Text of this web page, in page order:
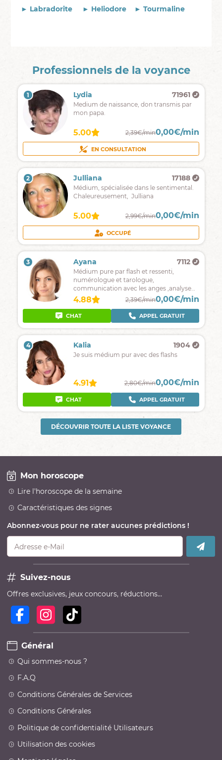
► Labradorite
► Heliodore ► Tourmaline
Professionnels de la voyance
1 Lydia 71961
Medium de naissance, don transmis par
mon papa.
5.00 2,39€/min0,00€/min
EN CONSULTATION
2 Julliana 17188
Médium, spécialisée dans le sentimental.
Chaleureusement, Julliana
5.00 2,99€/min0,00€/min
OCCUPÉ
3 Ayana 7112
Médium pure par flash et ressenti,
numérologue et tarologue,
communication avec les anges ,analyse
de rêves je suis là pour répondre à toutes
vos question et vous guider vers le bon
chemin.
4.88 2,39€/min0,00€/min
CHAT APPEL GRATUIT
4 Kalia 1904
Je suis médium pur avec des flashs
4.91 2,80€/min0,00€/min
CHAT APPEL GRATUIT
DÉCOUVRIR TOUTE LA LISTE VOYANCE
Mon horoscope
Lire l'horoscope de la semaine
Caractéristiques des signes
Abonnez-vous pour ne rater aucunes prédictions !
Adresse e-Mail
Suivez-nous
Offres exclusives, jeux concours, réductions…
Général
Qui sommes-nous ?
F.A.Q
Conditions Générales de Services
Conditions Générales
Politique de confidentialité Utilisateurs
Utilisation des cookies